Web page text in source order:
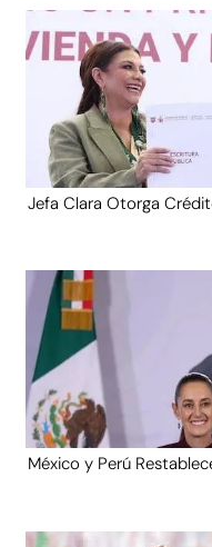
Jefa Clara Otorga
México y Perú